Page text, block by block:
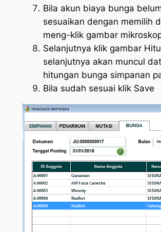
Bila akun biaya bunga
sesuaikan dengan memilih
meng-klik gambar
Selanjutnya klik gambar
selanjutnya akan muncul
hitungan bunga simpanan
Bila sudah sesuai klik Save